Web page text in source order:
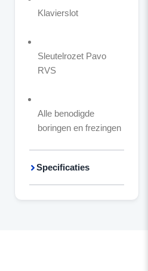
Klavierslot
Sleutelrozet Pavo
RVS
Alle benodigde
boringen en frezingen
Specificaties